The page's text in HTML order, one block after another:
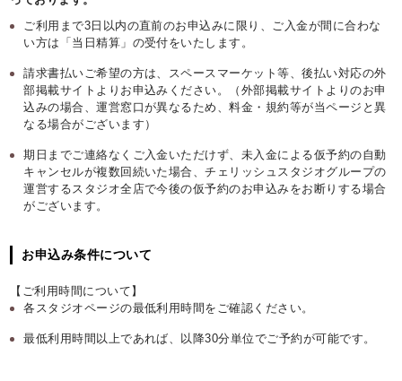
ご利用まで3日以内の直前のお申込みに限り、ご入金が間に合わな
い方は「当日精算」の受付をいたします。
請求書払いご希望の方は、スペースマーケット等、後払い対応の外
部掲載サイトよりお申込みください。（外部掲載サイトよりのお申
込みの場合、運営窓口が異なるため、料金・規約等が当ページと異
なる場合がございます）
期日までご連絡なくご入金いただけず、未入金による仮予約の自動
キャンセルが複数回続いた場合、チェリッシュスタジオグループの
運営するスタジオ全店で今後の仮予約のお申込みをお断りする場合
がございます。
お申込み条件について
【ご利用時間について】
各スタジオページの最低利用時間をご確認ください。
最低利用時間以上であれば、以降30分単位でご予約が可能です。